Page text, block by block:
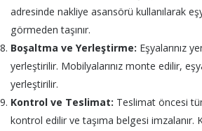
adresinde nakliye asansörü kullanılarak
görmeden taşınır.
Boşaltma ve Yerleştirme: Eşyalarınız
yerleştirilir. Mobilyalarınız monte edilir,
yerleştirilir.
Kontrol ve Teslimat: Teslimat öncesi
kontrol edilir ve taşıma belgesi imzalanır.